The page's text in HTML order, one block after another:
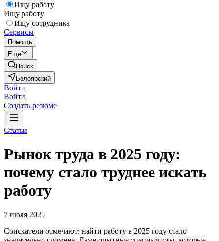
Ищу работу
Ищу работу
Ищу сотрудника
Сервисы
Помощь
Ещё
Поиск
Белоярский
Войти
Войти
Создать резюме
Статьи
Рынок труда в 2025 году:
почему стало труднее искать
работу
7 июля 2025
Соискатели отмечают: найти работу в 2025 году стало